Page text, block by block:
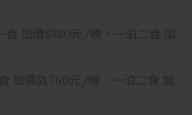
食 加價$880元/晚、一泊二食 加
加價$1,760元/晚、一泊二食 加